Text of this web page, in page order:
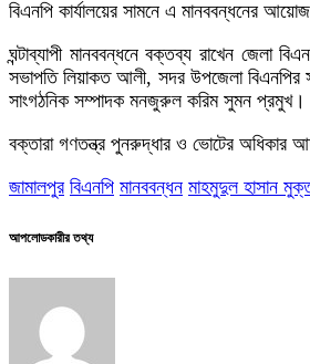
বিএনপি কার্যালয়ের সামনে এ মানববন্ধনের
ঘন্টাব্যাপী মানববন্ধনে বক্তব্য রাখেন জেলা
সভাপতি লিয়াকত আলী, সদর উপজেলা বিএনপির
সাংগঠনিক সম্পাদক মনজুরুল করিম সুমন প্রমুখ।
বক্তারা গণতন্ত্র পুনরুদ্ধার ও ভোটের অধিকার
জামালপুর বিএনপি মানববন্ধন মাহমুদুল হাসান
আপলোডকারীর তথ্য